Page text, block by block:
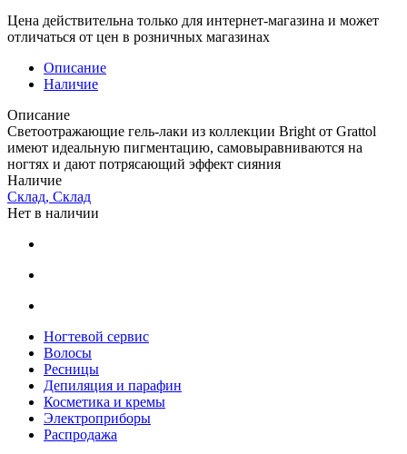
Цена действительна только для интернет-магазина и может
отличаться от цен в розничных магазинах
Описание
Наличие
Описание
Светоотражающие гель-лаки из коллекции Bright от Grattol
имеют идеальную пигментацию, самовыравниваются на
ногтях и дают потрясающий эффект сияния
Наличие
Склад, Склад
Нет в наличии
Ногтевой сервис
Волосы
Ресницы
Депиляция и парафин
Косметика и кремы
Электроприборы
Распродажа